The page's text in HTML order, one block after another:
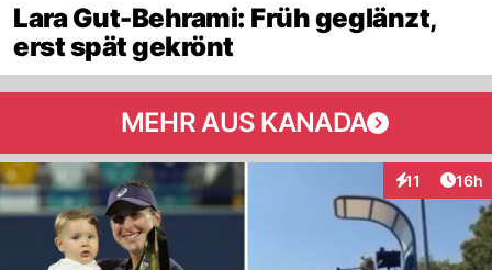
Lara Gut-Behrami: Früh geglänzt,
erst spät gekrönt
MEHR AUS KANADA
11
Interaktionen
16h